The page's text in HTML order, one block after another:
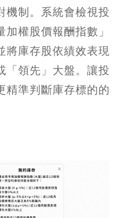
機制。系統會檢視投
加權股價報酬指數 」
將庫存股依績效表現
領先」大盤。 讓投
精準判斷庫存標的的